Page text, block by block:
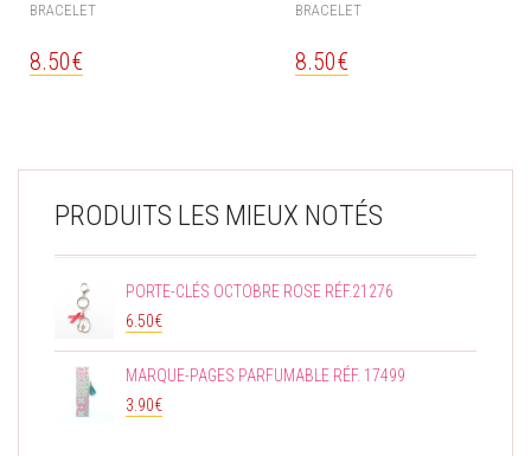
BRACELET
8.50€
BRACELET
8.50€
PRODUITS LES MIEUX NOTÉS
PORTE-CLÉS OCTOBRE ROSE RÉF.21276
6.50€
MARQUE-PAGES PARFUMABLE RÉF. 17499
3.90€